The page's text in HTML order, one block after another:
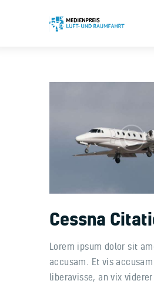
Bewerbung
Rückblende
Cessna
Lorem ipsum dolor sit
accusam. Et vis
liberavisse, an vix